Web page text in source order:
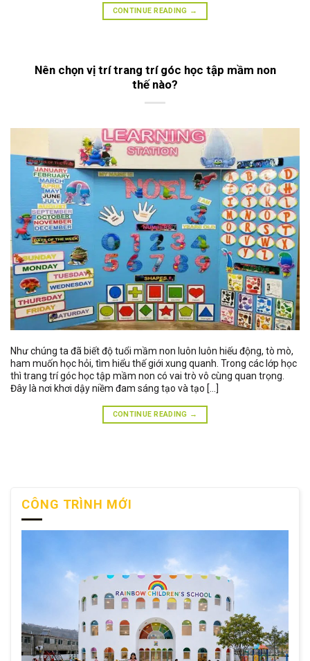
CONTINUE READING →
Nên chọn vị trí trang trí góc học tập mầm non
thế nào?
Như chúng ta đã biết độ tuổi mầm non luôn luôn hiếu động, tò mò,
ham muốn học hỏi, tìm hiểu thế giới xung quanh. Trong các lớp học
thì trang trí góc học tập mầm non có vai trò vô cùng quan trọng.
Đây là nơi khơi dậy niềm đam sáng tạo và tạo […]
CONTINUE READING →
CÔNG TRÌNH MỚI